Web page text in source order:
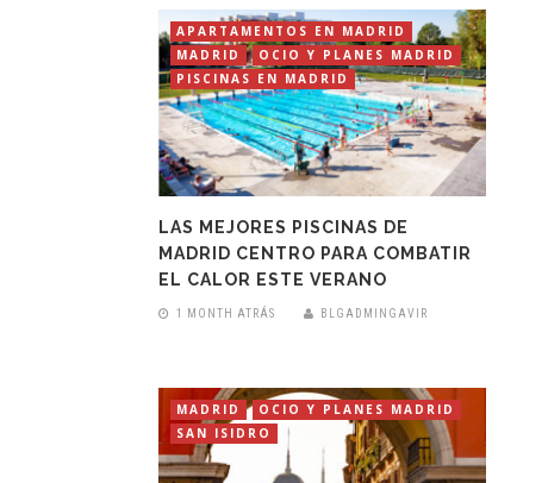
APARTAMENTOS EN MADRID
MADRID
OCIO Y PLANES MADRID
PISCINAS EN MADRID
LAS MEJORES PISCINAS DE
MADRID CENTRO PARA COMBATIR
EL CALOR ESTE VERANO
1 MONTH ATRÁS BLGADMINGAVIR
MADRID
OCIO Y PLANES MADRID
SAN ISIDRO